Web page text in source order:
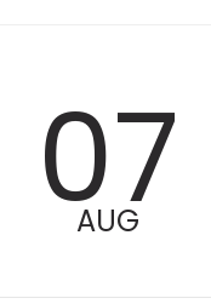
07
AUG